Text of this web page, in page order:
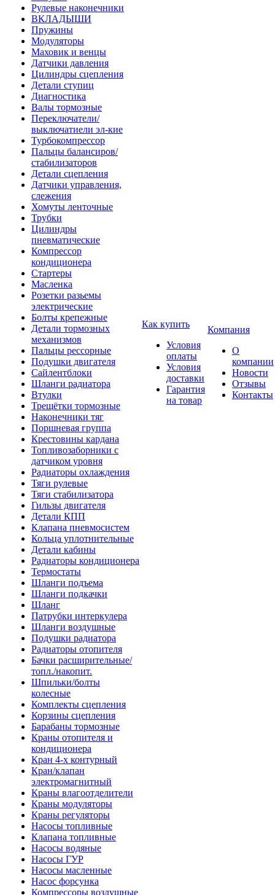
Рулевые наконечники
ВКЛАДЫШИ
Пружины
Модуляторы
Маховик и венцы
Датчики давления
Цилиндры сцепления
Детали ступиц
Диагностика
Валы тормозные
Переключатели/
выключатиели эл-кие
Турбокомпрессор
Пальцы балансиров/
стабилизаторов
Детали сцепления
Датчики управления,
слежения
Хомуты ленточные
Трубки
Цилиндры
пневматические
Компрессор
кондиционера
Стартеры
Масленка
Розетки разьемы
электрические
Болты крепежные
Детали тормозных
механизмов
Пальцы рессорные
Подушки двигателя
Сайлентблоки
Шланги радиатора
Втулки
Трещётки тормозные
Наконечники тяг
Поршневая группа
Крестовины кардана
Топливозаборники с
датчиком уровня
Радиаторы охлаждения
Тяги рулевые
Тяги стабилизатора
Гильзы двигателя
Детали КПП
Клапана пневмосистем
Кольца уплотнительные
Детали кабины
Радиаторы кондиционера
Термостаты
Шланги подъема
Шланги подкачки
Шланг
Патрубки интеркулера
Шланги воздушные
Подушки радиатора
Радиаторы отопителя
Бачки расширительные/
топл./накопит.
Шпильки/болты
колесные
Комплекты сцепления
Корзины сцепления
Барабаны тормозные
Краны отопителя и
кондиционера
Кран 4-х контурный
Кран/клапан
электромагнитный
Краны влагоотделители
Краны модуляторы
Краны регуляторы
Насосы топливные
Клапана топливные
Насосы водяные
Насосы ГУР
Насосы масленные
Насос форсунка
Компрессоры воздушные
Как купить
Условия
оплаты
Условия
доставки
Гарантия
на товар
Компания
О
компании
Новости
Отзывы
Контакты